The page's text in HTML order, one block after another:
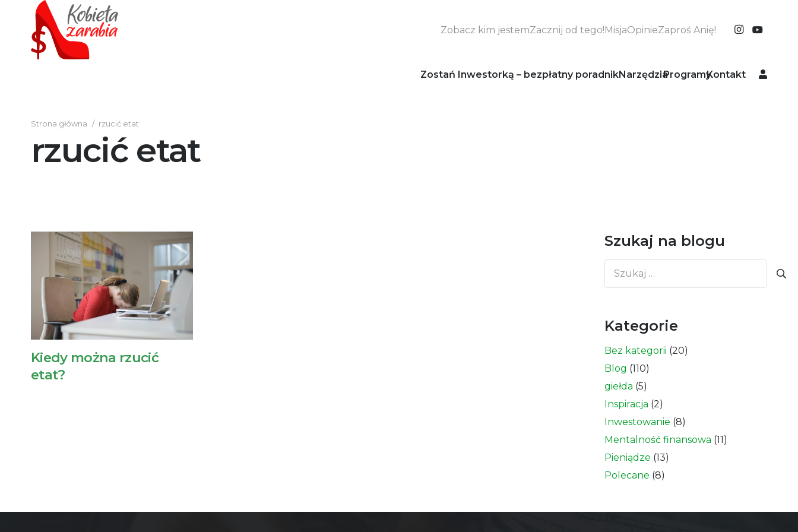
Zobacz kim jestemZacznij od tego!MisjaOpinieZaproś Anię!
Zostań Inwestorką – bezpłatny poradnikNarzędziaProgramyKontakt
Strona główna / rzucić etat
rzucić etat
Kiedy można rzucić
etat?
Szukaj na blogu
Szukaj:
Kategorie
Bez kategorii (20)
Blog (110)
giełda (5)
Inspiracja (2)
Inwestowanie (8)
Mentalność finansowa (11)
Pieniądze (13)
Polecane (8)